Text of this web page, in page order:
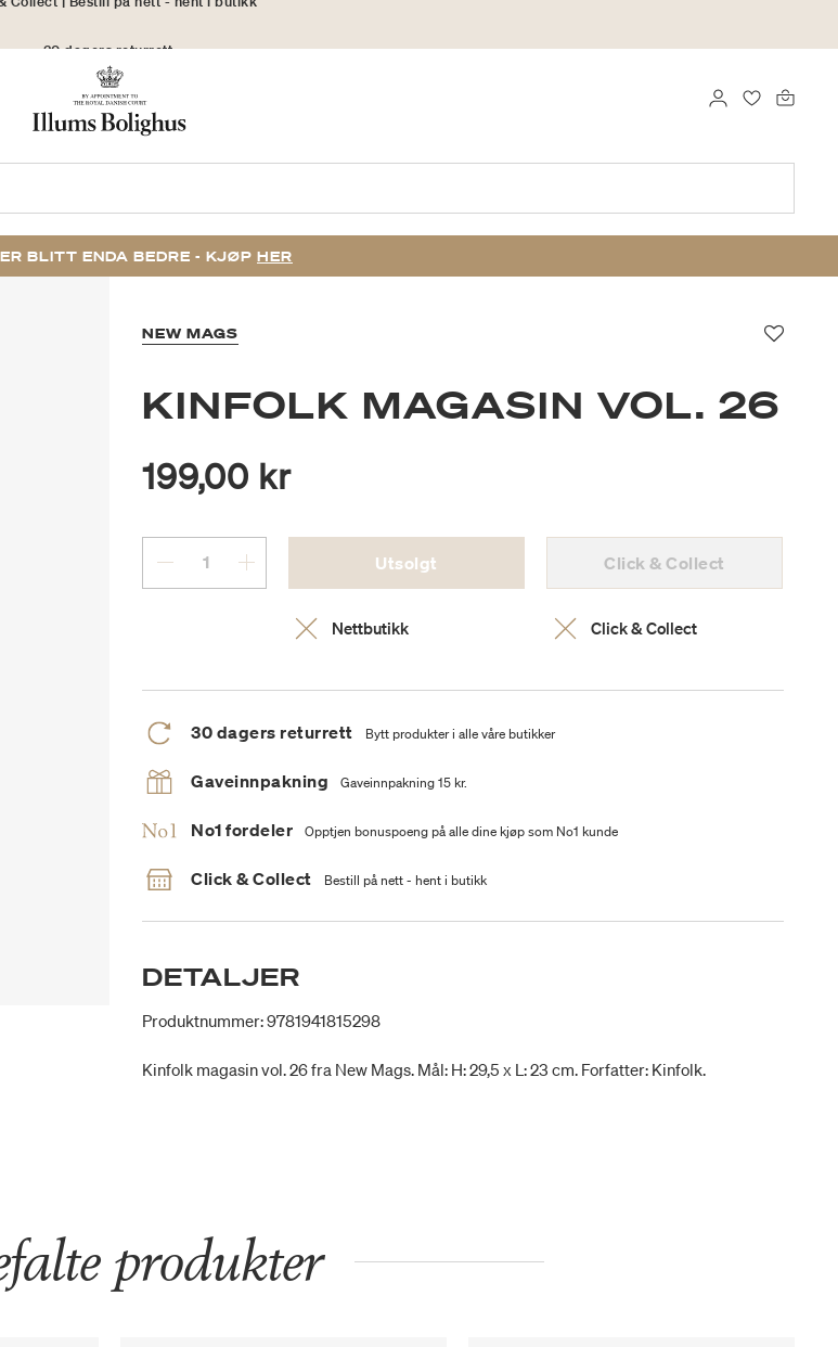
LOGG INN
BLITT ENDA BEDRE - KJØP HER
NEW MAGS
KINFOLK MAGASIN VOL. 26
199,00 kr
Utsolgt Click & Collect
Nettbutikk Click & Collect
30 dagers returrett Bytt produkter i alle våre butikker
Gaveinnpakning Gaveinnpakning 15 kr.
No1 fordeler Opptjen bonuspoeng på alle dine kjøp som No1 kunde
Click & Collect Bestill på nett - hent i butikk
DETALJER
Produktnummer: 9781941815298
Kinfolk magasin vol. 26 fra New Mags. Mål: H: 29,5 x L: 23 cm. Forfatter: Kinfolk.
produkter